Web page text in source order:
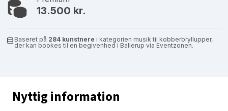
13.500 kr.
Baseret på 284 kunstnere i kategorien musik til kobberbryllupper,
der kan bookes til en begivenhed i Ballerup via Eventzonen.
Nyttig information